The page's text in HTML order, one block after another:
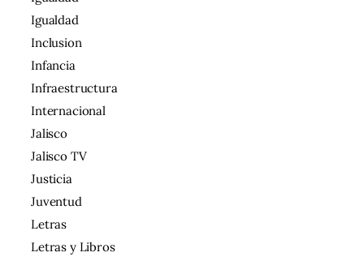
Igualdad
Inclusion
Infancia
Infraestructura
Internacional
Jalisco
Jalisco TV
Justicia
Juventud
Letras
Letras y Libros